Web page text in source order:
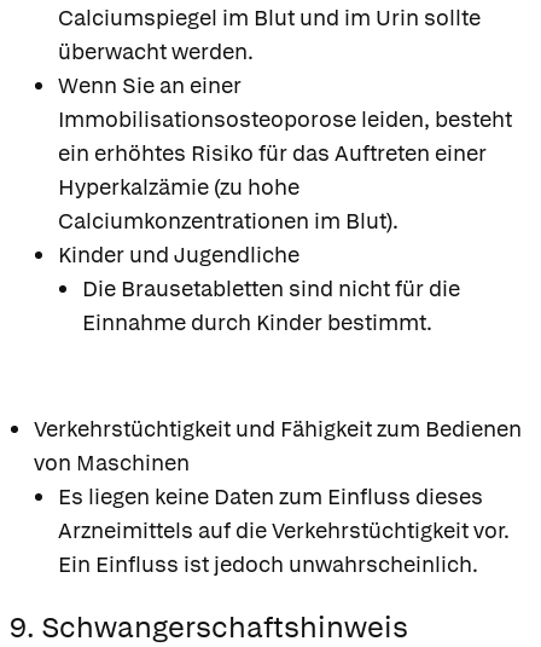
Calciumspiegel im Blut und im Urin sollte
überwacht werden.
Wenn Sie an einer
Immobilisationsosteoporose leiden, besteht
ein erhöhtes Risiko für das Auftreten einer
Hyperkalzämie (zu hohe
Calciumkonzentrationen im Blut).
Kinder und Jugendliche
Die Brausetabletten sind nicht für die
Einnahme durch Kinder bestimmt.
Verkehrstüchtigkeit und Fähigkeit zum Bedienen
von Maschinen
Es liegen keine Daten zum Einfluss dieses
Arzneimittels auf die Verkehrstüchtigkeit vor.
Ein Einfluss ist jedoch unwahrscheinlich.
9. Schwangerschaftshinweis